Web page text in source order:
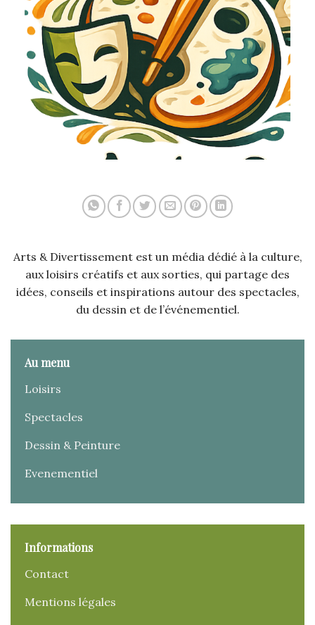
Arts & Divertissement est un média dédié à la culture,
aux loisirs créatifs et aux sorties, qui partage des
idées, conseils et inspirations autour des spectacles,
du dessin et de l’événementiel.
Au menu
Loisirs
Spectacles
Dessin & Peinture
Evenementiel
Informations
Contact
Mentions légales